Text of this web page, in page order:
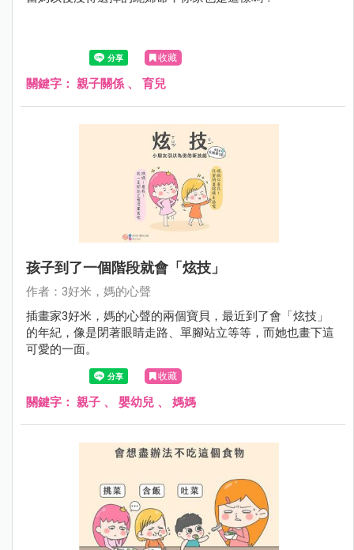
收藏
關鍵字： 親子關係 、 育兒
孩子到了一個階段就會「炫技」
作者：3好米，媽的心聲
插畫家3好米，媽的心聲的兩個寶貝，最近到了會「炫技」
的年紀，像是閉著眼睛走路、單腳站立等等，而她也畫下這
可愛的一面。
收藏
關鍵字： 親子 、 嬰幼兒 、 媽媽